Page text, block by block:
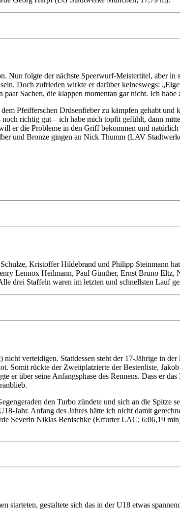
folgte der nächste Speerwurf-Meistertitel, aber in
Doch zufrieden wirkte er darüber keineswegs:
Sachen, die klappen momentan gar nicht. Ich
Pfeifferschen Drüsenfieber zu kämpfen gehabt
richtig gut – ich habe mich topfit gefühlt, dann
er die Probleme in den Griff bekommen und
und Bronze gingen an Nick Thumm (LAV
Kristoffer Hildebrand und Philipp Steinmann
Lennox Heilmann, Paul Günther, Ernst Bruno
drei Staffeln waren im letzten und schnellsten Lauf
verteidigen. Stattdessen steht der 17-Jährige in
Somit rückte der Zweitplatzierte der Bestenliste,
er über seine Anfangsphase des Rennens. Dass er
den Turbo zündete und sich an die
Jahr. Anfang des Jahres hätte ich nicht damit
Severin Niklas Benischke (Erfurter LAC; 6:06,19
gestaltete sich das in der U18 etwas